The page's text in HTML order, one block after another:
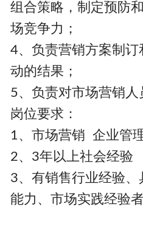
组合策略，制定预防
场竞争力；
4、负责营销方案制
动的结果；
5、负责对市场营销人
岗位要求：
1、市场营销 企业管
2、3年以上社会经验
3、有销售行业经验
能力、市场实践经验